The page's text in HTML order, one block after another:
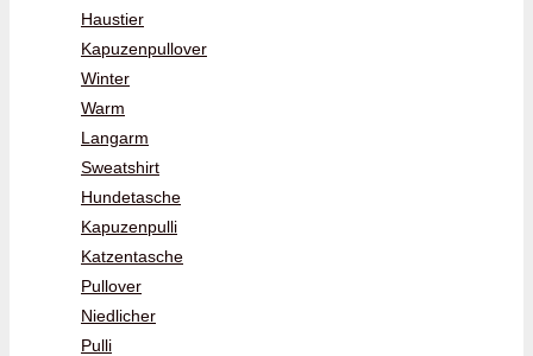
Haustier
Kapuzenpullover
Winter
Warm
Langarm
Sweatshirt
Hundetasche
Kapuzenpulli
Katzentasche
Pullover
Niedlicher
Pulli